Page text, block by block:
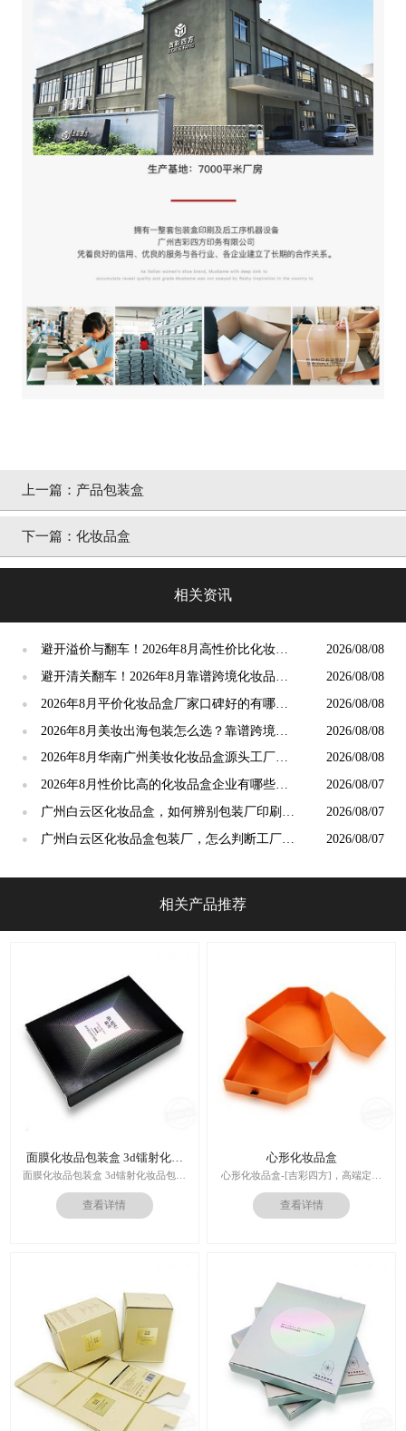
上一篇： 产品包装盒
下一篇： 化妆品盒
相关资讯
●
避开溢价与翻车！2026年8月高性价比化妆品
盒厂家筛选标准与实操技巧
2026/08/08
●
避开清关翻车！2026年8月靠谱跨境化妆品盒
定制厂家筛选指南
2026/08/08
●
2026年8月平价化妆品盒厂家口碑好的有哪些
推荐？高性价比源头工厂甄选
2026/08/08
●
2026年8月美妆出海包装怎么选？靠谱跨境化
妆品盒定制工厂推荐
2026/08/08
●
2026年8月华南广州美妆化妆品盒源头工厂怎
么选？采购避坑、选型全攻略
2026/08/08
●
2026年8月性价比高的化妆品盒企业有哪些？
广州白云甄选攻略
2026/08/07
●
广州白云区化妆品盒，如何辨别包装厂印刷工
艺水平？2026年8月攻略
2026/08/07
●
广州白云区化妆品盒包装厂，怎么判断工厂生
2026/08/07
相关产品推荐
面膜化妆品包装盒 3d镭射化妆
品包装盒
面膜化妆品包装盒 3d镭射化妆品包装
盒
印刷技术：专色印刷/四色印刷
作日
运输：全球发货，售后无忧
查看详情
心形化妆品盒
心形化妆品盒-[吉彩四方]，高端定制
走心的礼品包装盒
多对1服务,德国SGD技术,3.0创意视觉
设计,实体工厂,德国海德堡7色UV印刷
查看详情